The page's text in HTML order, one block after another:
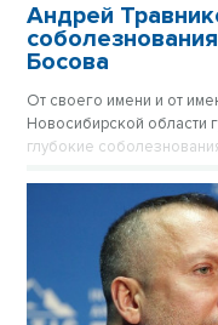
Андрей
Босова
От своего имени и от
Новосибирской области
глубокие
частности, глава
был надежным